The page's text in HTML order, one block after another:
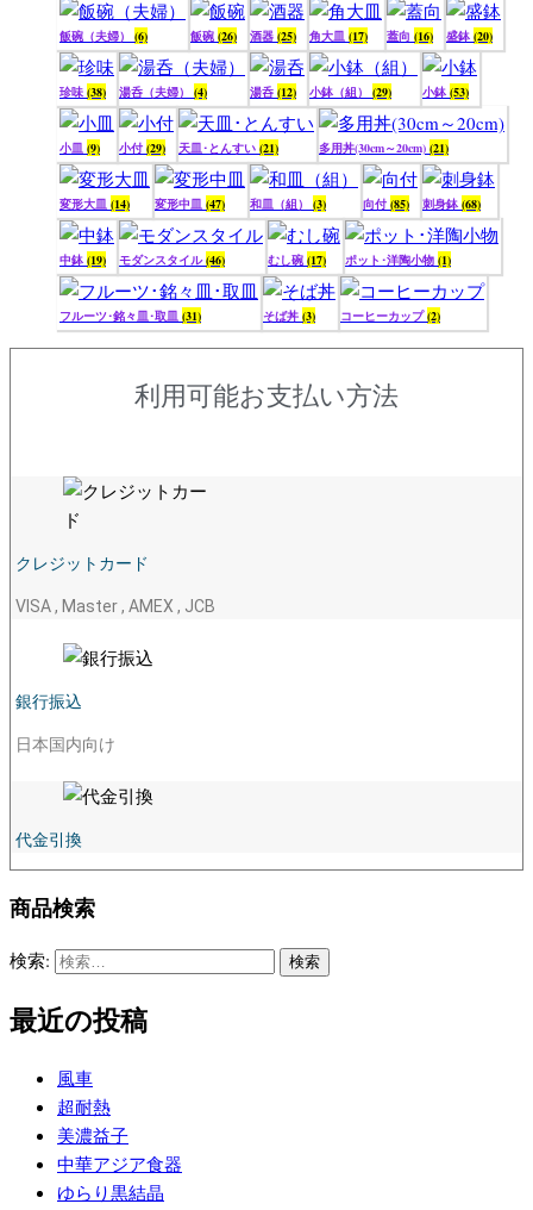
飯碗（夫婦） (6) 飯碗 (26) 酒器 (25) 角大皿 (17) 蓋向 (16) 盛鉢 (20)
珍味 (38) 湯呑（夫婦） (4) 湯呑 (12) 小鉢（組） (29) 小鉢 (53)
小皿 (9) 小付 (29) 天皿･とんすい (21) 多用丼(30cm～20cm) (21)
変形大皿 (14) 変形中皿 (47) 和皿（組） (3) 向付 (85) 刺身鉢 (68)
中鉢 (19) モダンスタイル(46) むし碗 (17) ポット･洋陶小物 (1)
フルーツ･銘々皿･取皿 (31) そば丼 (3) コーヒーカップ(2)
利用可能お支払い方法
クレジットカード
VISA , Master , AMEX , JCB
銀行振込
日本国内向け
代金引換
商品検索
検索:
最近の投稿
風車
超耐熱
美濃益子
中華アジア食器
ゆらり黒結晶